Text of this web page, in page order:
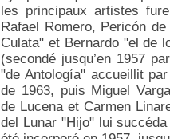
les principaux artistes
Rafael Romero, Pericón
Culata" et Bernardo "el de
(secondé jusqu’en 1957
"de Antología" accueillit
de 1963, puis Miguel
de Lucena et Carmen
del Lunar "Hijo" lui